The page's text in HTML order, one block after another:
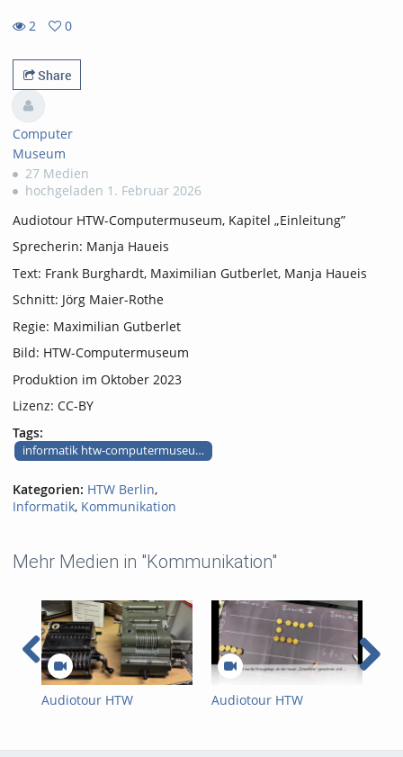
2
views
0
favorites
Share
Computer
Museum
27 Medien
hochgeladen 1. Februar 2026
Audiotour HTW-Computermuseum, Kapitel „Einleitung”
Sprecherin: Manja Haueis
Text: Frank Burghardt, Maximilian Gutberlet, Manja Haueis
Schnitt: Jörg Maier-Rothe
Regie: Maximilian Gutberlet
Bild: HTW-Computermuseum
Produktion im Oktober 2023
Lizenz: CC-BY
Tags:
informatik htw-computermuseum museumskunde
Kategorien: HTW Berlin,
Informatik, Kommunikation
Mehr Medien in "Kommunikation"
Audiotour HTW
Rechenmaschinen
Audiotour HTW